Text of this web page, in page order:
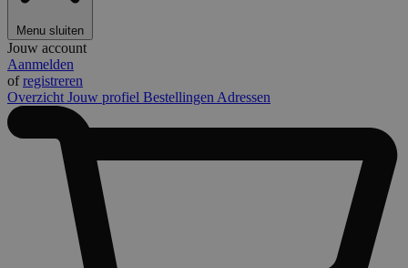
Menu sluiten
Jouw account
Aanmelden
ofregistreren
Overzicht Jouw profiel Bestellingen Adressen